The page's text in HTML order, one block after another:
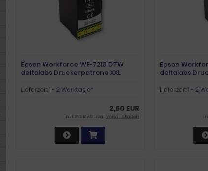
Epson Workforce WF-7210 DTW
deltalabs Druckerpatrone XXL
Lieferzeit:1 - 2 Werktage*
2,50 EUR
inkl. 19 % MwSt. zzgl.Versandkosten
Epson
deltalabs
Lieferzeit:1 - 2